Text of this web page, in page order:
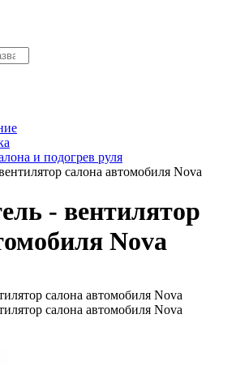
и подогрев руля
салона автомобиля Nova
- вентилятор
Nova